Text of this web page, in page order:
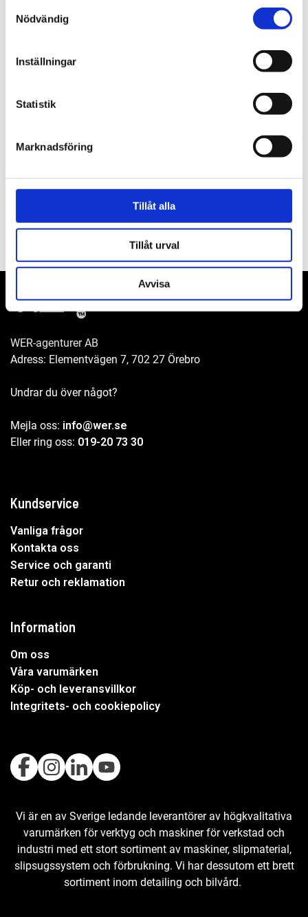
Nödvändig
Inställningar
Statistik
Marknadsföring
Tillåt alla
Tillåt urval
Avvisa
Filer
WER-agenturer AB
Adress: Elementvägen 7, 702 27 Örebro
Undrar du över något?
Mejla oss: info@wer.se
Eller ring oss: 019-20 73 30
Kundservice
Vanliga frågor
Kontakta oss
Service och garanti
Retur och reklamation
Information
Om oss
Våra varumärken
Köp- och leveransvillkor
Integritets- och cookiepolicy
Vi är en av Sverige ledande leverantörer av högkvalitativa
varumärken för verktyg och maskiner för verkstad och
industri med ett stort sortiment av maskiner, slipmaterial,
slipsugssystem och förbrukning. Vi har dessutom ett brett
sortiment inom detailing och bilvård.